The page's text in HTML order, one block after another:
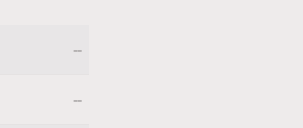
--
--